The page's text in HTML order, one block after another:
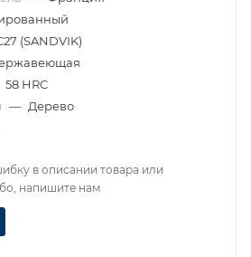
(SANDVIK)
58 HRC
— Дерево
в описании товара или
напишите нам